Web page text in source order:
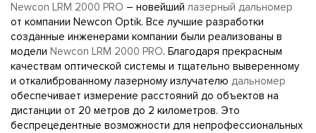
Newcon LRM 2000 PRO – новейший лазерный дальномер
от компании Newcon Optik. Все лучшие разработки
созданные инженерами компании были реализованы в
модели Newcon LRM 2000 PRO. Благодаря прекрасным
качествам оптической системы и тщательно выверенному
и откалиброванному лазерному излучателю дальномер
обеспечивает измерение расстояний до объектов на
дистанции от 20 метров до 2 километров. Это
беспрецедентные возможности для непрофессиональных